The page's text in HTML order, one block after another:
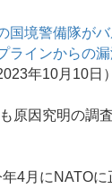
国境警備隊が
ラインからの漏
年10月10日）
原因究明の調
4月にNATOに